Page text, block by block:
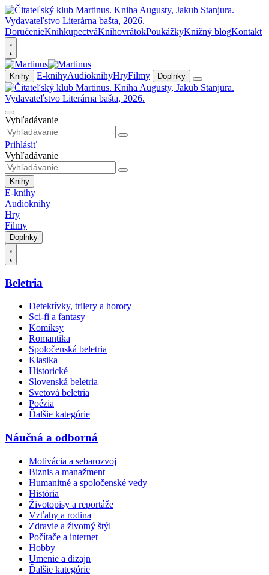
DoručenieKníhkupectváKnihovrátokPoukážkyKnižný blogKontakt
Knihy E-knihyAudioknihyHryFilmy Doplnky
Vyhľadávanie
Prihlásiť
Vyhľadávanie
Knihy
E-knihy
Audioknihy
Hry
Filmy
Doplnky
Beletria
Detektívky, trilery a horory
Sci-fi a fantasy
Komiksy
Romantika
Spoločenská beletria
Klasika
Historické
Slovenská beletria
Svetová beletria
Poézia
Ďalšie kategórie
Náučná a odborná
Motivácia a sebarozvoj
Biznis a manažment
Humanitné a spoločenské vedy
História
Životopisy a reportáže
Vzťahy a rodina
Zdravie a životný štýl
Počítače a internet
Hobby
Umenie a dizajn
Ďalšie kategórie